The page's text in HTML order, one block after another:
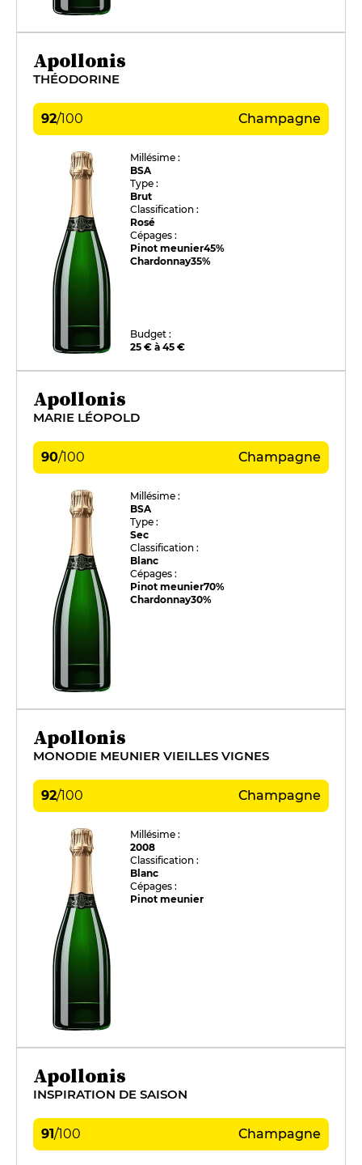
Apollonis
THÉODORINE
92/100 Champagne
Millésime :
BSA
Type :
Brut
Classification :
Rosé
Cépages :
Pinot meunier45%
Chardonnay35%
Budget :
25 € à 45 €
Apollonis
MARIE LÉOPOLD
90/100 Champagne
Millésime :
BSA
Type :
Sec
Classification :
Blanc
Cépages :
Pinot meunier70%
Chardonnay30%
Apollonis
MONODIE MEUNIER VIEILLES VIGNES
92/100 Champagne
Millésime :
2008
Classification :
Blanc
Cépages :
Pinot meunier
Apollonis
INSPIRATION DE SAISON
91/100 Champagne